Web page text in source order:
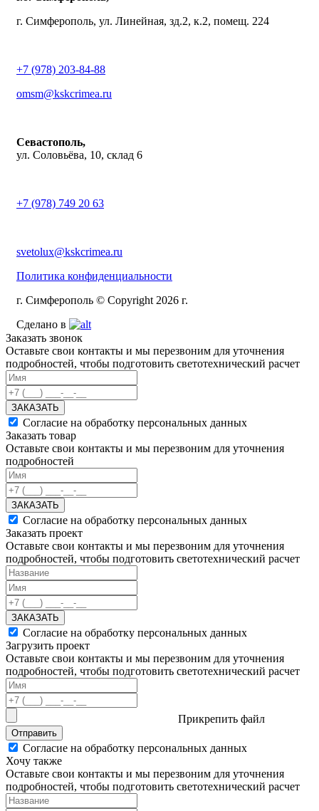
г. Симферополь, ул. Линейная, зд.2, к.2, помещ. 224
+7 (978) 203-84-88
omsm@kskcrimea.ru
Севастополь,
ул. Соловьёва, 10, склад 6
+7 (978) 749 20 63
svetolux@kskcrimea.ru
Политика конфиденциальности
г. Симферополь © Copyright 2026 г.
Сделано в
Заказать звонок
Оставьте свои контакты и мы перезвоним для уточнения
подробностей, чтобы подготовить светотехнический расчет
ЗАКАЗАТЬ
Согласие на обработку персональных данных
Заказать товар
Оставьте свои контакты и мы перезвоним для уточнения
подробностей
ЗАКАЗАТЬ
Согласие на обработку персональных данных
Заказать проект
Оставьте свои контакты и мы перезвоним для уточнения
подробностей, чтобы подготовить светотехнический расчет
ЗАКАЗАТЬ
Согласие на обработку персональных данных
Загрузить проект
Оставьте свои контакты и мы перезвоним для уточнения
подробностей, чтобы подготовить светотехнический расчет
Прикрепить файл
Отправить
Согласие на обработку персональных данных
Хочу также
Оставьте свои контакты и мы перезвоним для уточнения
подробностей, чтобы подготовить светотехнический расчет